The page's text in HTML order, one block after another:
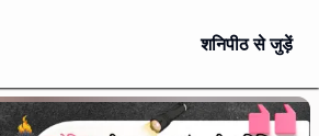
शनिपीठ से जुड़ें